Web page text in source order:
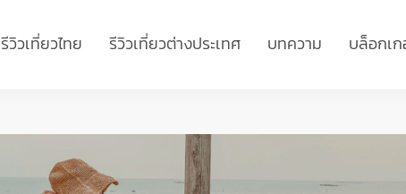
รีวิวเที่ยวไทย รีวิวเที่ยวต่างประเทศ บทความ บล็อกเ